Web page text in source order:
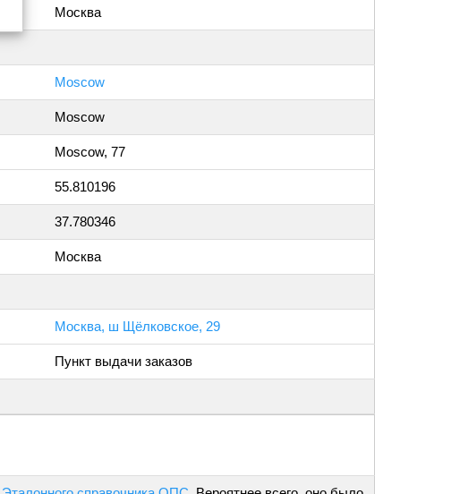
Москва
Moscow
Moscow
Moscow, 77
55.810196
37.780346
Москва
Москва, ш Щёлковское, 29
Пункт выдачи заказов